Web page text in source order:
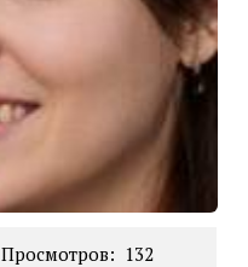
Просмотров: 132